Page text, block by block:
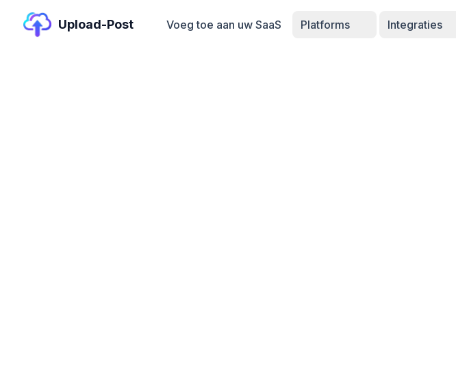
Upload-Post Voeg toe aan uw SaaS Platforms Integraties